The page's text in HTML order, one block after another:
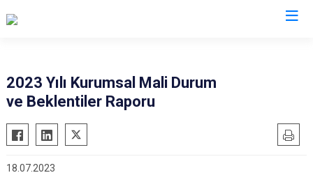
2023 Yılı Kurumsal Mali Durum
ve Beklentiler Raporu
18.07.2023